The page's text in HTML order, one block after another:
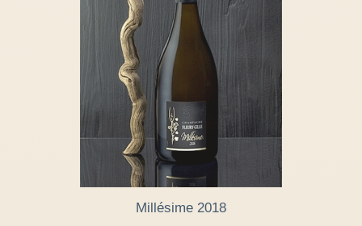
Millésime 2018